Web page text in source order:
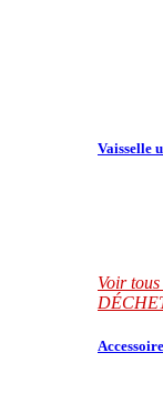
Vaisselle
Voir